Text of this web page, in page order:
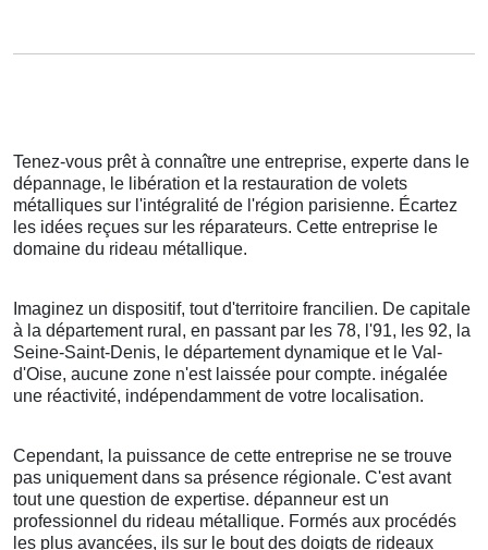
Tenez-vous prêt à connaître une entreprise, experte dans le
dépannage, le libération et la restauration de volets
métalliques sur l'intégralité de l'région parisienne. Écartez
les idées reçues sur les réparateurs. Cette entreprise le
domaine du rideau métallique.
Imaginez un dispositif, tout d'territoire francilien. De capitale
à la département rural, en passant par les 78, l'91, les 92, la
Seine-Saint-Denis, le département dynamique et le Val-
d'Oise, aucune zone n'est laissée pour compte. inégalée
une réactivité, indépendamment de votre localisation.
Cependant, la puissance de cette entreprise ne se trouve
pas uniquement dans sa présence régionale. C'est avant
tout une question de expertise. dépanneur est un
professionnel du rideau métallique. Formés aux procédés
les plus avancées, ils sur le bout des doigts de rideaux